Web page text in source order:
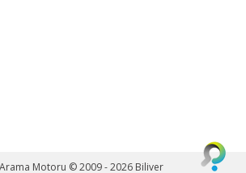
Motoru © 2009 - 2026 Biliver